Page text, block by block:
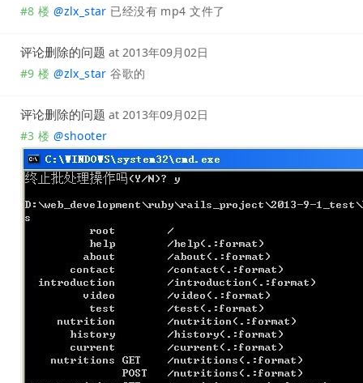
#8 楼 @zlx_star 已经没有 mp4 文件了
评论删除的问题 at 2013年09月02日
#9 楼 @zlx_star 谷歌的
评论删除的问题 at 2013年09月02日
#3 楼 @shooter